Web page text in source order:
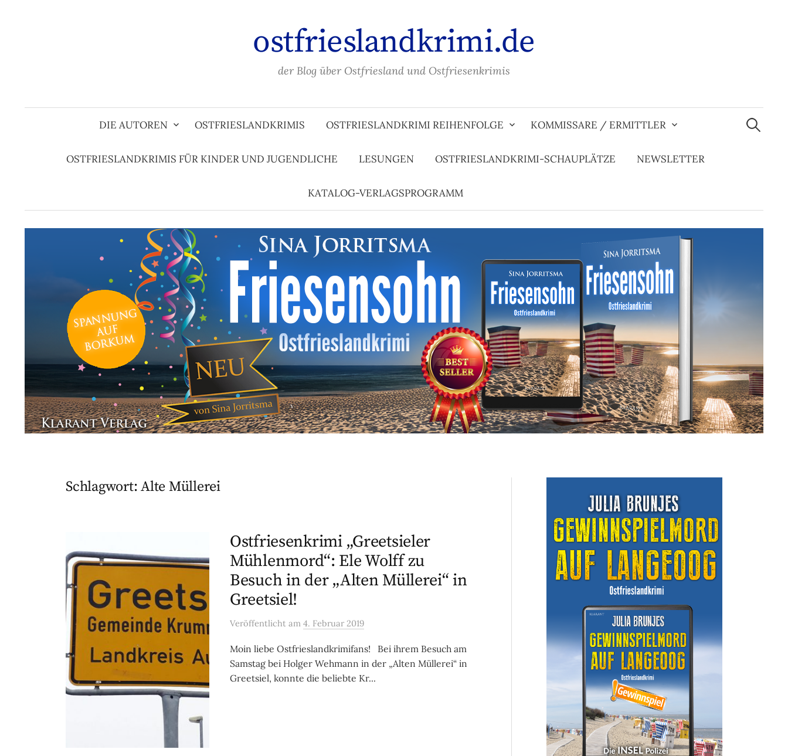
ostfrieslandkrimi.de
der Blog über Ostfriesland und Ostfriesenkrimis
DIE AUTOREN OSTFRIESLANDKRIMIS OSTFRIESLANDKRIMI REIHENFOLGE KOMMISSARE / ERMITTLER
OSTFRIESLANDKRIMIS FÜR KINDER UND JUGENDLICHE LESUNGEN OSTFRIESLANDKRIMI-SCHAUPLÄTZE NEWSLETTER
KATALOG-VERLAGSPROGRAMM
Suchen
nach:
Schlagwort:Alte Müllerei
Ostfriesenkrimi „Greetsieler
Mühlenmord“: Ele Wolff zu
Besuch in der „Alten Müllerei“ in
Greetsiel!
Veröffentlicht am 4. Februar 2019
Moin liebe Ostfrieslandkrimifans! Bei ihrem Besuch am
Samstag bei Holger Wehmann in der „Alten Müllerei“ in
Greetsiel, konnte die beliebte Kr...